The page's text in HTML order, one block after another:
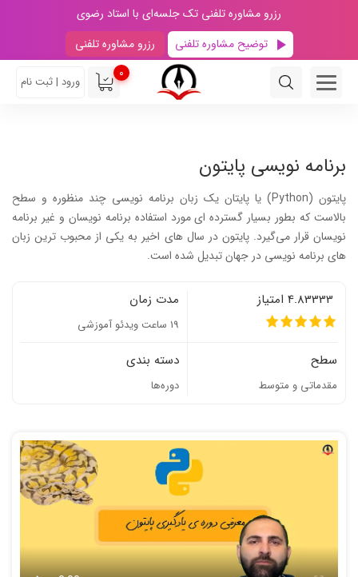
رزرو مشاوره تلفنی تک جلسه‌ای با استاد رضوی
توضیح مشاوره تلفنی
رزرو مشاوره تلفنی
0
ورود | ثبت نام
برنامه نویسی پایتون
پایتون (Python) یا پایتان یک زبان برنامه نویسی چند منظوره و سطح
بالاست که بطور بسیار گسترده ای مورد استفاده برنامه نویسان و غیر برنامه
نویسان قرار می‌گیرد. پایتون در سال های اخیر به یکی از محبوب ترین زبان
های برنامه نویسی در جهان تبدیل شده است.
مدت زمان
19 ساعت ویدئو آموزشی
سطح
مقدماتی و متوسط
دسته بندی
دوره‌ها